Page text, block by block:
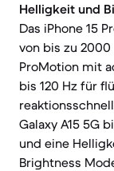
Helligkeit und
Das iPhone 15
von bis zu
ProMotion mit
bis 120 Hz für
Galaxy A15 5G
und eine
Brightness